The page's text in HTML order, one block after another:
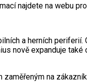
najdete na webu
a herních
nově expanduje
na